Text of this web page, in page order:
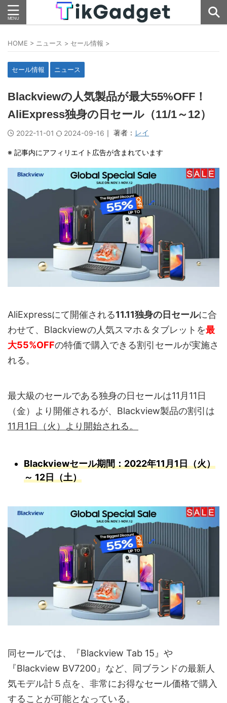
HOME > ニュース > セール情報 >
セール情報 ニュース
Blackviewの人気製品が最大55%OFF！
AliExpress独身の日セール（11/1～12）
2022-11-01 2024-09-16 ｜ 著者： レイ
※ 記事内にアフィリエイト広告が含まれています
AliExpressにて開催される11.11独身の日セールに合
わせて、Blackviewの人気スマホ＆タブレットを最
大55%OFFの特価で購入できる割引セールが実施さ
れる。
最大級のセールである独身の日セールは11月11日
（金）より開催されるが、Blackview製品の割引は
11月1日（火）より開始される。
Blackviewセール期間：2022年11月1日（火）
～ 12日（土）
同セールでは、『Blackview Tab 15』や
『Blackview BV7200』など、同ブランドの最新人
気モデル計５点を、非常にお得なセール価格で購入
することが可能となっている。